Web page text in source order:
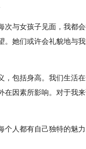
次与女孩子见面，我都
。她们或许会礼貌地与
，包括身高。我们生活
在因素所影响。对于我
个人都有自己独特的魅